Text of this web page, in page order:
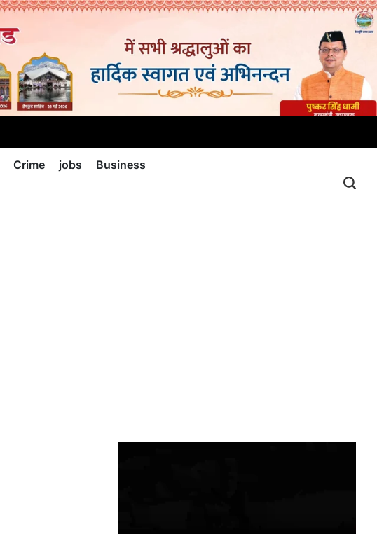
Crime jobs Business